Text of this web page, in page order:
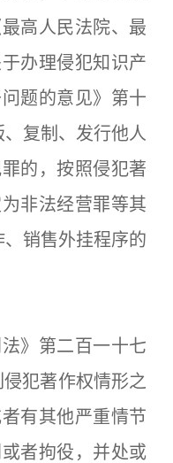
高人民法院、最
办理侵犯知识产
题的意见》第十
复制、发行他人
的，按照侵犯著
非法经营罪等其
销售外挂程序的
》第二百一十七
犯著作权情形之
有其他严重情节
者拘役，并处或